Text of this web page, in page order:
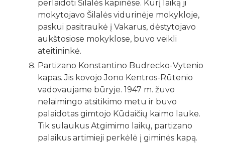
perlaidoti Šilalės kapinėse. Kurį laiką ji
mokytojavo Šilalės vidurinėje mokykloje,
paskui pasitraukė į Vakarus, dėstytojavo
aukštosiose mokyklose, buvo veikli
ateitininkė.
Partizano Konstantino Budrecko-Vytenio
kapas. Jis kovojo Jono Kentros-Rūtenio
vadovaujame būryje. 1947 m. žuvo
nelaimingo atsitikimo metu ir buvo
palaidotas gimtojo Kūdaičių kaimo lauke.
Tik sulaukus Atgimimo laikų, partizano
palaikus artimieji perkėlė į giminės kapą.